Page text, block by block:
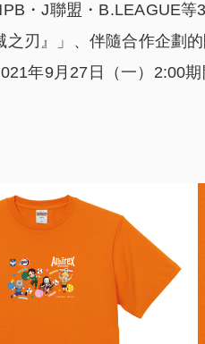
・J聯盟・B.LEAGUE等
之刃』」、伴隨合作企劃
年9月27日（一）2:00期